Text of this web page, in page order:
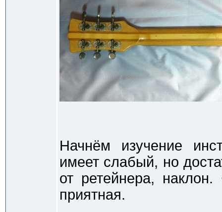
Начнём изучение
имеет слабый, но
от ретейнера,
приятная.